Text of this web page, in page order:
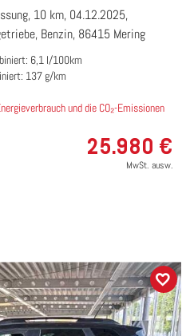
10 km 04.12.2025
Benzin 86415 Mering
6,1 l/100km
137 g/km
und die CO₂-Emissionen
25.980 €
MwSt. ausw.